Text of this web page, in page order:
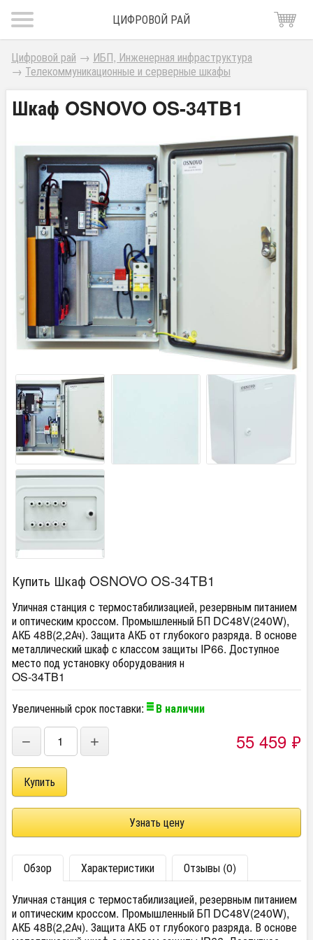
ЦИФРОВОЙ РАЙ
Цифровой рай → ИБП, Инженерная инфраструктура
→ Телекоммуникационные и серверные шкафы
Шкаф OSNOVO OS-34TB1
Купить Шкаф OSNOVO OS-34TB1
Уличная станция с термостабилизацией, резервным питанием
и оптическим кроссом. Промышленный БП DC48V(240W),
АКБ 48В(2,2Ач). Защита АКБ от глубокого разряда. В основе
металлический шкаф с классом защиты IP66. Доступное
место под установку оборудования н
OS-34TB1
Увеличенный срок поставки:
В наличии
− + 55 459 ₽
Узнать цену
Обзор Характеристики
Отзывы (0)
Уличная станция с термостабилизацией, резервным питанием
и оптическим кроссом. Промышленный БП DC48V(240W),
АКБ 48В(2,2Ач). Защита АКБ от глубокого разряда. В основе